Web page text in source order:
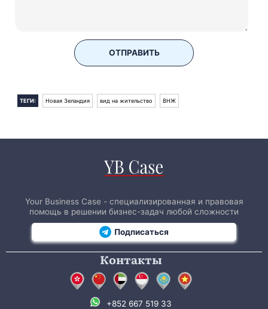
ОТПРАВИТЬ
ТЕГИ: Новая Зеландия вид на жительство ВНЖ
Your Business Case - специализированная и правовая
помощь в решении бизнес-задач любой сложности
Подписаться
Контакты
+852 667 519 33